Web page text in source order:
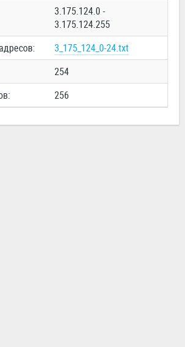
3.175.124.0 -
3.175.124.255
3_175_124_0-24.txt
254
256